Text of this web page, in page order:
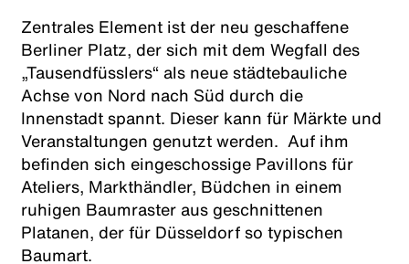
Zentrales Element ist der neu geschaffene
Berliner Platz, der sich mit dem Wegfall des
„Tausendfüsslers“ als neue städtebauliche
Achse von Nord nach Süd durch die
Innenstadt spannt. Dieser kann für Märkte und
Veranstaltungen genutzt werden. Auf ihm
befinden sich eingeschossige Pavillons für
Ateliers, Markthändler, Büdchen in einem
ruhigen Baumraster aus geschnittenen
Platanen, der für Düsseldorf so typischen
Baumart.